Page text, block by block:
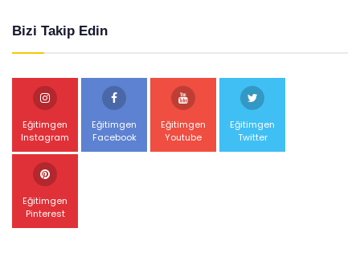
Bizi Takip Edin
Eğitimgen
Instagram
Eğitimgen
Facebook
Eğitimgen
Youtube
Eğitimgen
Twitter
Eğitimgen
Pinterest